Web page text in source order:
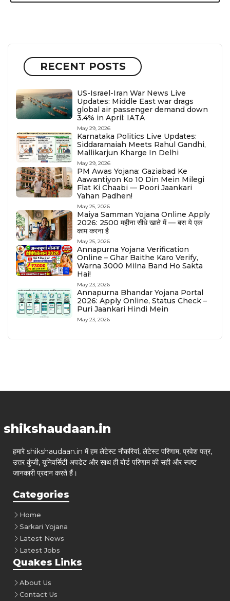
RECENT POSTS
US-Israel-Iran War News Live
Updates: Middle East war drags
global air passenger demand down
3.4% in April: IATA
May 29, 2026
Karnataka Politics Live Updates:
Siddaramaiah Meets Rahul Gandhi,
Mallikarjun Kharge In Delhi
May 29, 2026
PM Awas Yojana: Gaziabad Ke
Aawantiyon Ko 10 Din Mein Milegi
Flat Ki Chaabi — Poori Jaankari
Yahan Padhen!
May 25, 2026
Maiya Samman Yojana Online Apply
2026: ₹2500 महीना सीधे खाते में — बस ये एक
काम करना है
May 25, 2026
Annapurna Yojana Verification
Online – Ghar Baithe Karo Verify,
Warna ₹3000 Milna Band Ho Sakta
Hai!
May 23, 2026
Annapurna Bhandar Yojana Portal
2026: Apply Online, Status Check –
Puri Jaankari Hindi Mein
May 23, 2026
shikshaudaan.in
हमारे shikshaudaan.in में हम लेटेस्ट नौकरियां, लेटेस्ट परिणाम, प्रवेश पत्र,
उत्तर कुंजी, यूनिवर्सिटी अपडेट और साथ ही बोर्ड परिणाम की सही और स्पष्ट
जानकारी प्रदान करते हैं।
Categories
Home
Sarkari Yojana
Latest News
Latest Jobs
Quakes Links
About Us
Contact Us